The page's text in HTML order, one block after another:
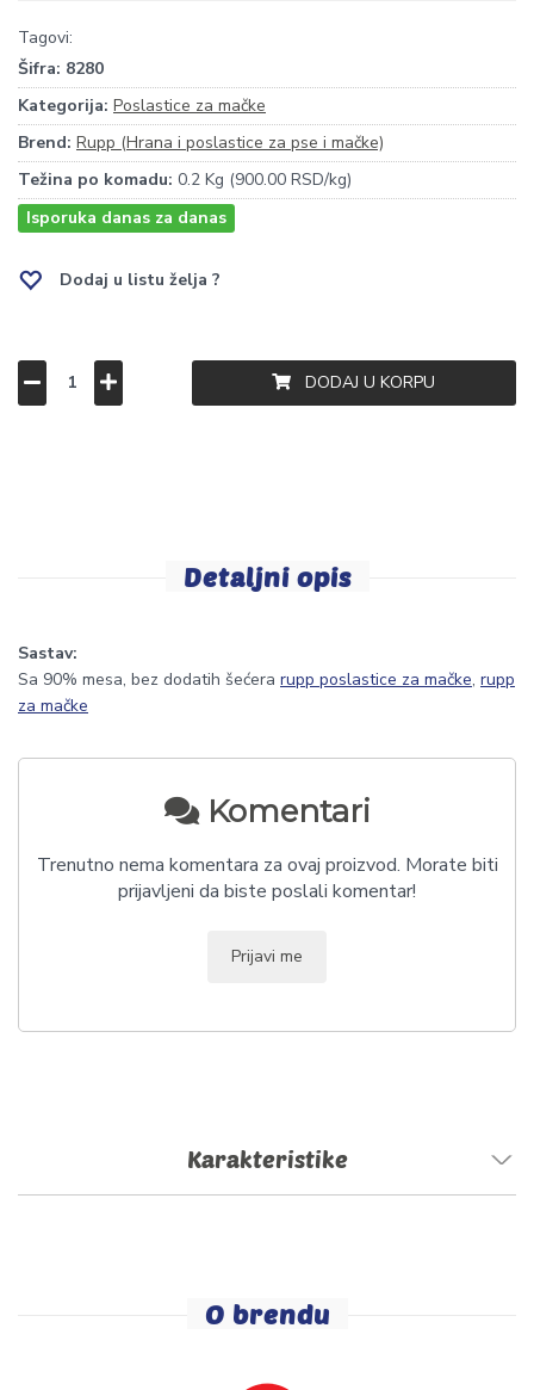
Tagovi:
Šifra: 8280
Kategorija: Poslastice za mačke
Brend: Rupp (Hrana i poslastice za pse i mačke)
Težina po komadu: 0.2 Kg (900.00 RSD/kg)
Isporuka danas za danas
Dodaj u listu želja ?
DODAJ U KORPU
Detaljni opis
Sastav:
Sa 90% mesa, bez dodatih šećera rupp poslastice za mačke, rupp
za mačke
Komentari
Trenutno nema komentara za ovaj proizvod. Morate biti
prijavljeni da biste poslali komentar!
Prijavi me
Karakteristike
O brendu